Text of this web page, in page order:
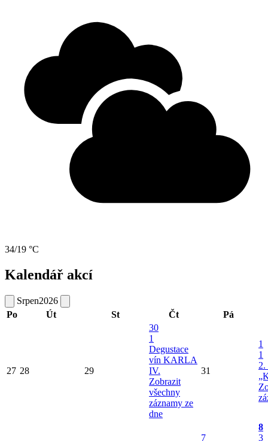
34/19 °C
Kalendář akcí
Srpen2026
Po
Út St Čt Pá
27 28 29
30
1
Degustace
vín KARLA
IV.
Zobrazit
všechny
záznamy ze
dne
31
1
1
2.
7
8
3